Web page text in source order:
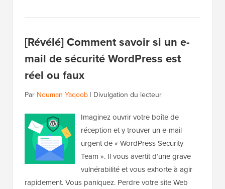
[Révélé] Comment savoir si un e-
mail de sécurité WordPress est
réel ou faux
Par Nouman Yaqoob | Divulgation du lecteur
Imaginez ouvrir votre boîte de
réception et y trouver un e-mail
urgent de « WordPress Security
Team ». Il vous avertit d’une grave
vulnérabilité et vous exhorte à agir
rapidement. Vous paniquez. Perdre votre site Web